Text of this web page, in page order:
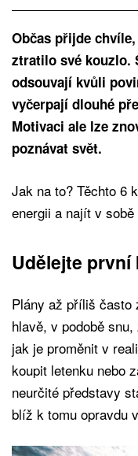
Občas přijde
ztratilo své kouzlo.
odsouvají kvůli
vyčerpají dlouhé
Motivaci ale lze
poznávat svět.
Jak na to? Těchto 6
energii a najít v
Udělejte první
Plány až příliš často
hlavě, v podobě
jak je proměnit v
koupit letenku nebo
neurčité představy
blíž k tomu opravdu